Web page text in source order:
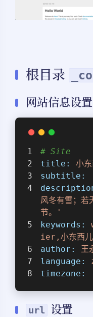
根目录
网站信息设置
# Site
title:
小
subtitle:
风冬有雪；若
节。'
keywords:
ier,小东西儿
author:
王
language:
timezone:
url 设置